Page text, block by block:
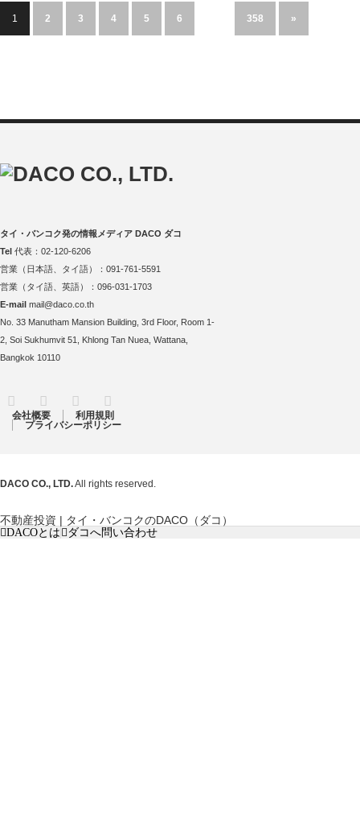
1 2 3 4 5 6 358 »
タイ・バンコク発の情報メディア DACO ダコ
Tel 代表：02-120-6206
営業（日本語、タイ語）：091-761-5591
営業（タイ語、英語）：096-031-1703
E-mail mail@daco.co.th
No. 33 Manutham Mansion Building, 3rd Floor, Room 1-
2, Soi Sukhumvit 51, Khlong Tan Nuea, Wattana,
Bangkok 10110
Twitter FacebookInstagram
会社概要
利用規則
プライバシーポリシー
DACO CO., LTD.All rights reserved.
不動産投資 | タイ・バンコクのDACO（ダコ）
DACOとは ダコへ問い合わせ